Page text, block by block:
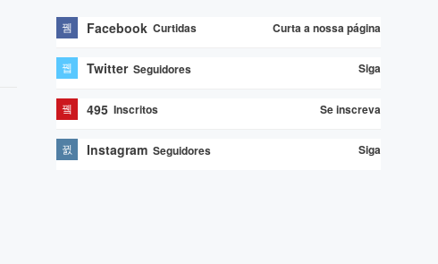
Facebook Curtidas Curta a nossa página
Twitter Seguidores Siga
495 Inscritos Se inscreva
Instagram Seguidores Siga